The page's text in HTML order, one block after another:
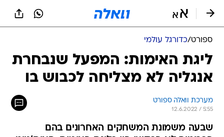
ספורט/כדורגל עולמי
ליגת האימות: המפעל שנבחרת
אנגליה לא מצליחה לכבוש בו
מערכת וואלה ספורט
12.6.2022 / 5:55
שבעה משמונת המשחקים האחרונים בהם